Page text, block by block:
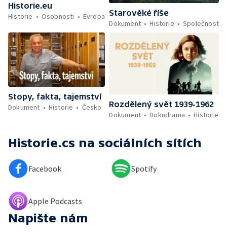
Historie.eu
Historie
Osobnosti Evropa Starověké říše
Dokument
Historie Společnost
Stopy, fakta, tajemství
Dokument
Historie Česko
Rozdělený svět 1939-1962
Dokument
Dokudrama Historie
Historie.cs na sociálních sítích
Facebook Spotify
Apple Podcasts
Napište nám